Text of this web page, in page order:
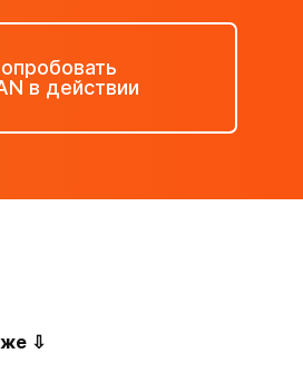
в действии
⇩